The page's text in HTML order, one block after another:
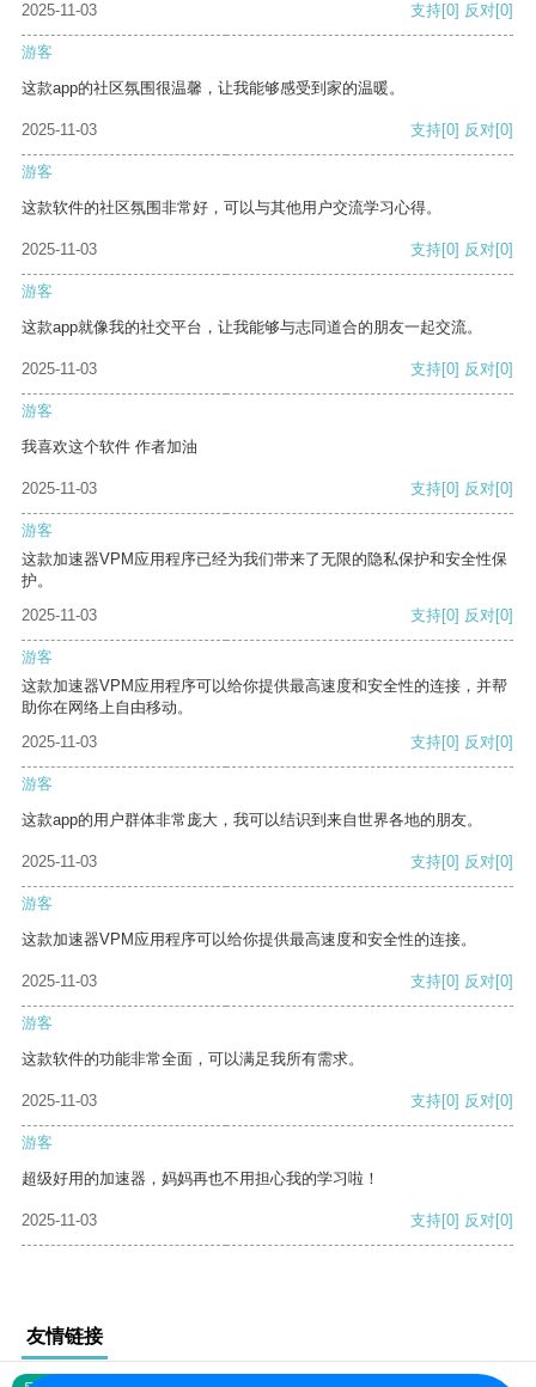
2025-11-03 支持[0] 反对[0]
游客
这款app的社区氛围很温馨，让我能够感受到家的温暖。
2025-11-03 支持[0] 反对[0]
游客
这款软件的社区氛围非常好，可以与其他用户交流学习心得。
2025-11-03 支持[0] 反对[0]
游客
这款app就像我的社交平台，让我能够与志同道合的朋友一起交流。
2025-11-03 支持[0] 反对[0]
游客
我喜欢这个软件 作者加油
2025-11-03 支持[0] 反对[0]
游客
这款加速器VPM应用程序已经为我们带来了无限的隐私保护和安全性保
护。
2025-11-03
支持[0] 反对[0]
游客
这款加速器VPM应用程序可以给你提供最高速度和安全性的连接，并帮
助你在网络上自由移动。
2025-11-03
支持[0] 反对[0]
游客
这款app的用户群体非常庞大，我可以结识到来自世界各地的朋友。
2025-11-03 支持[0] 反对[0]
游客
这款加速器VPM应用程序可以给你提供最高速度和安全性的连接。
2025-11-03 支持[0] 反对[0]
游客
这款软件的功能非常全面，可以满足我所有需求。
2025-11-03 支持[0] 反对[0]
游客
超级好用的加速器，妈妈再也不用担心我的学习啦！
2025-11-03 支持[0] 反对[0]
友情链接